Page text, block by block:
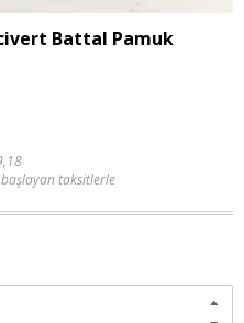
Battal Pamuk
taksitlerle